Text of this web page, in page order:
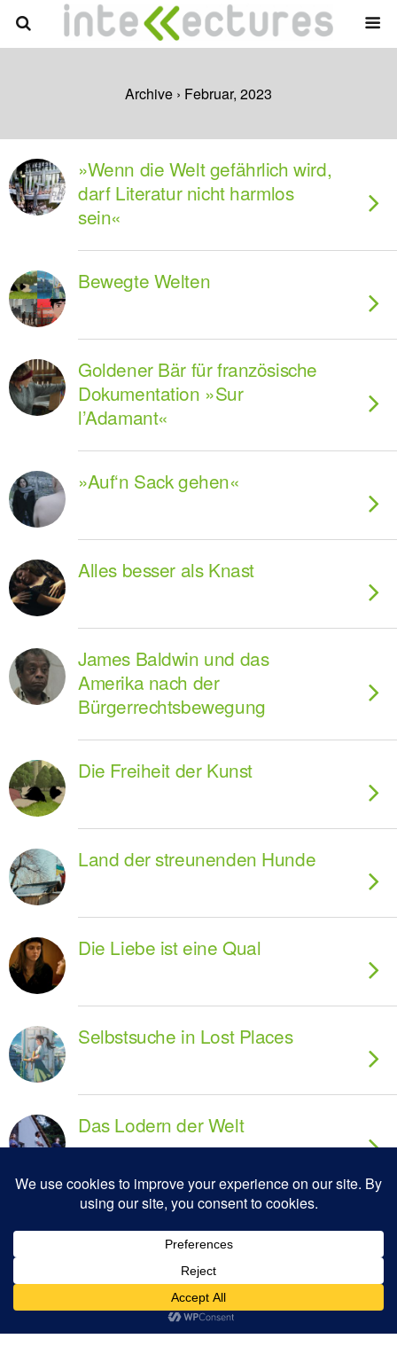
Archive › Februar, 2023
»Wenn die Welt gefährlich wird,
darf Literatur nicht harmlos
sein«
Bewegte Welten
Goldener Bär für französische
Dokumentation »Sur
l’Adamant«
»Auf‘n Sack gehen«
Alles besser als Knast
James Baldwin und das
Amerika nach der
Bürgerrechtsbewegung
Die Freiheit der Kunst
Land der streunenden Hunde
Die Liebe ist eine Qual
Selbstsuche in Lost Places
Das Lodern der Welt
Wieso weißt Du, wer du bist?
Komplexe Geschichte